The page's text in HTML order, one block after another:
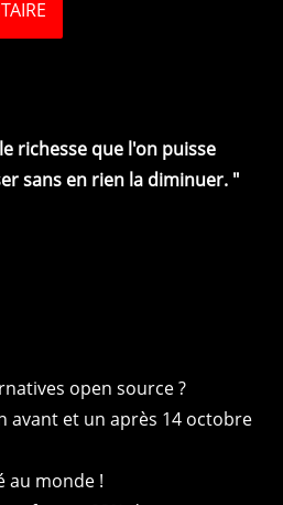
richesse que l'on puisse
sans en rien la diminuer. "
open source ?
avant et un après 14 octobre
au monde !